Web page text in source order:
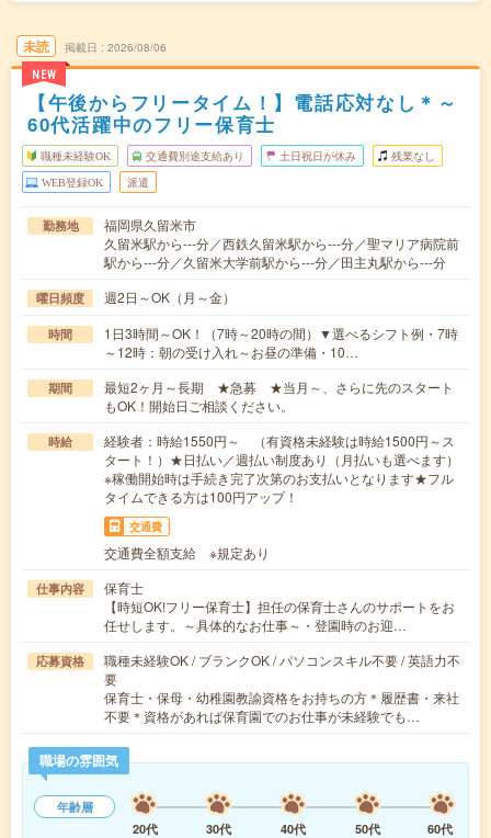
未読
NEW
掲載日 2026/08/06
【午後からフリータイム！】電話応対なし＊～
60代活躍中のフリー保育士
職種未経験OK 交通費別途支給あり 土日祝日が休み 残業なし
WEB登録OK 派遣
勤務地
福岡県久留米市
久留米駅から---分／西鉄久留米駅から---分／聖マリア病院前
駅から---分／久留米大学前駅から---分／田主丸駅から---分
曜日頻度 週2日～OK（月～金）
時間
1日3時間～OK！（7時～20時の間）▼選べるシフト例・7時
～12時：朝の受け入れ～お昼の準備・10…
期間
最短2ヶ月～長期 ★急募 ★当月～、さらに先のスタート
もOK！開始日ご相談ください。
時給
経験者：時給1550円～ （有資格未経験は時給1500円～ス
タート！）★日払い／週払い制度あり（月払いも選べます）
※稼働開始時は手続き完了次第のお支払いとなります★フル
タイムできる方は100円アップ！
交通費
交通費全額支給 ※規定あり
仕事内容
保育士
【時短OK!フリー保育士】担任の保育士さんのサポートをお
任せします。～具体的なお仕事～・登園時のお迎…
応募資格
職種未経験OK / ブランクOK / パソコンスキル不要 / 英語力不
要
保育士・保母・幼稚園教諭資格をお持ちの方＊履歴書・来社
不要＊資格があれば保育園でのお仕事が未経験でも…
職場の雰囲気
年齢層
20代
30代 40代 50代
60代